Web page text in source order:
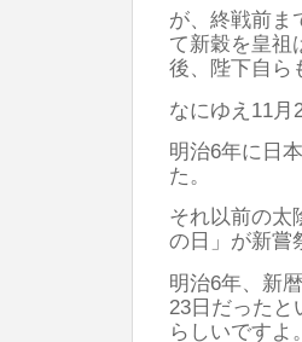
が、終戦前
て新穀を皇祖
後、陛下自ら
なにゆえ11月
明治6年に日
た。
それ以前の太
の日」が新嘗
明治6年、新
23日だった
らしいですよ。